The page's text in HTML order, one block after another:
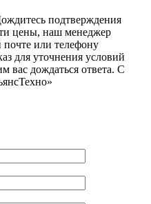
подтверждения
цены, наш менеджер
почте или телефону
для уточнения условий
вас дождаться ответа. С